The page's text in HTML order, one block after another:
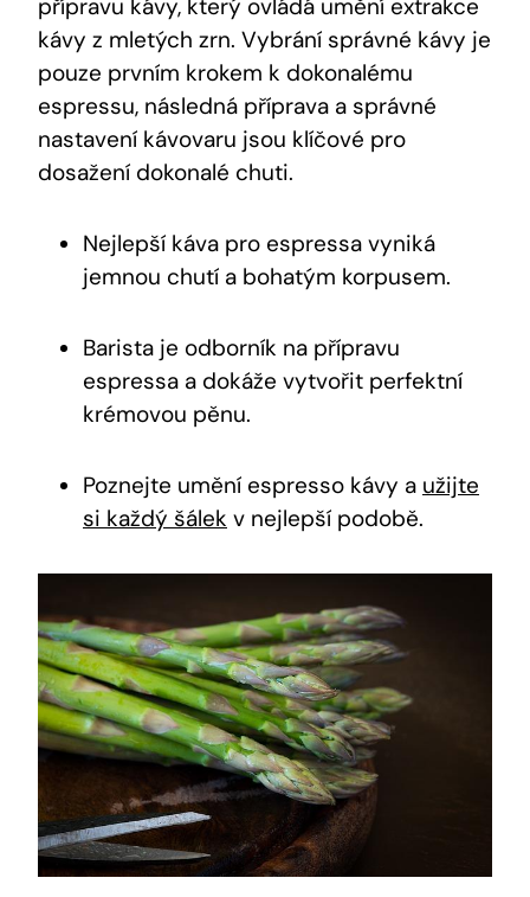
přípravu kávy, který ovládá umění extrakce
kávy z mletých zrn. Vybrání správné kávy je
pouze prvním krokem k dokonalému
espressu, následná příprava a správné
nastavení kávovaru jsou klíčové pro
dosažení dokonalé chuti.
Nejlepší káva pro espressa vyniká
jemnou chutí a bohatým korpusem.
Barista je odborník na přípravu
espressa a dokáže vytvořit perfektní
krémovou pěnu.
Poznejte umění espresso kávy a užijte
si každý šálek v nejlepší podobě.